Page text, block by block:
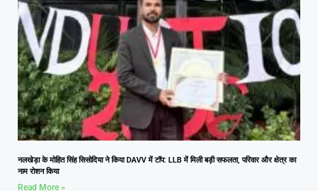
नलखेड़ा के मोहित सिंह सिसोदिया ने किया DAVV में टॉप: LLB में मिली बड़ी सफलता, परिवार और क्षेत्र का
नाम रोशन किया
Read More »